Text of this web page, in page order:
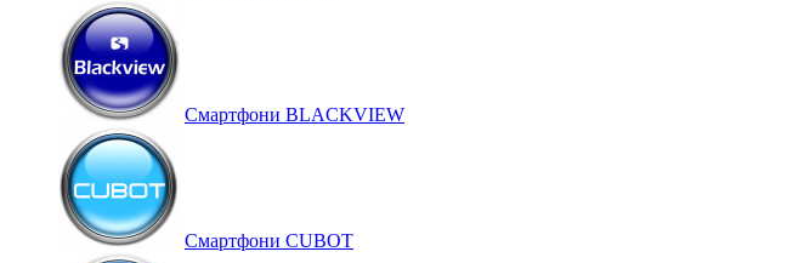
Смартфони BLACKVIEW
Смартфони CUBOT